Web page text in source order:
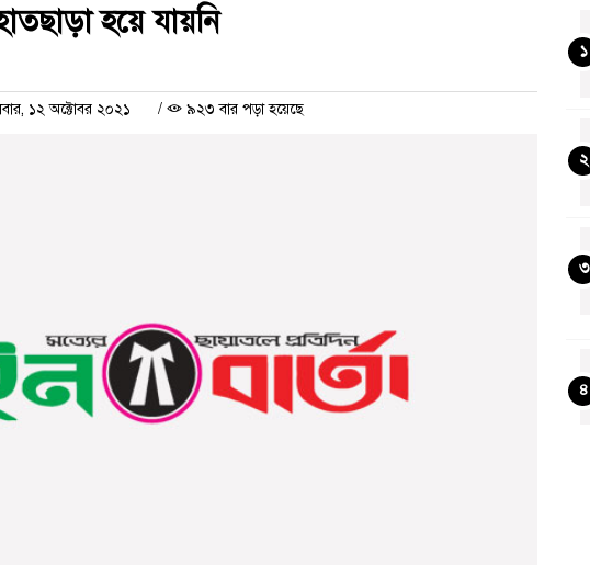
হয়ে যায়নি
১২ অক্টোবর ২০২১ / ৯২৩ বার পড়া হয়েছে
১
২
৩
৪